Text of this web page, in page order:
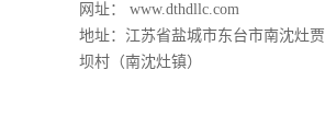
网址： www.dthdllc.com
地址：江苏省盐城市东台市南沈灶贾
坝村（南沈灶镇）